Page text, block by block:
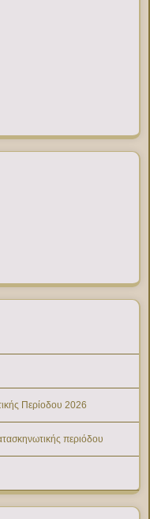
Περίοδου 2026
περιόδου